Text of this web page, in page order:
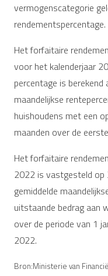
vermogenscategorie
rendementspercentage.
Het forfaitaire
voor het kalenderjaar
percentage is berekend
maandelijkse
huishoudens met een
maanden over de
Het forfaitaire
2022 is vastgesteld op
gemiddelde
uitstaande bedrag aan
over de periode van 1
2022.
Bron:Ministerie van